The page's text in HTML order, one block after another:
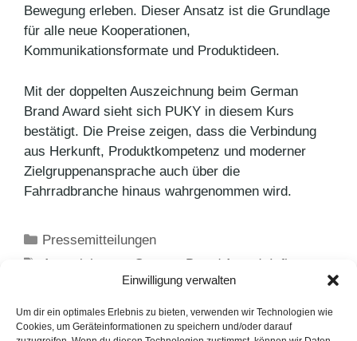
Einwilligung verwalten
Um dir ein optimales Erlebnis zu bieten, verwenden wir Technologien wie
Cookies, um Geräteinformationen zu speichern und/oder darauf
Bewegung erleben. Dieser Ansatz ist die Grundlage
für alle neue Kooperationen,
Kommunikationsformate und Produktideen.
Mit der doppelten Auszeichnung beim German
Brand Award sieht sich PUKY in diesem Kurs
bestätigt. Die Preise zeigen, dass die Verbindung
aus Herkunft, Produktkompetenz und moderner
Zielgruppenansprache auch über die
Fahrradbranche hinaus wahrgenommen wird.
Kategorien
Pressemitteilungen
Schlagwörter
Auszeichnung German Brand Award Influencer
MUTTI RELAUNCHT TOMATENMARK-
SORTIMENT